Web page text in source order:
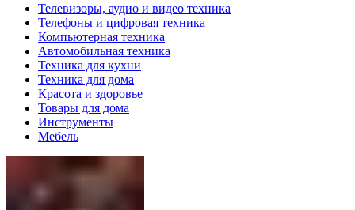
Телевизоры, аудио и видео техника
Телефоны и цифровая техника
Компьютерная техника
Автомобильная техника
Техника для кухни
Техника для дома
Красота и здоровье
Товары для дома
Инструменты
Мебель